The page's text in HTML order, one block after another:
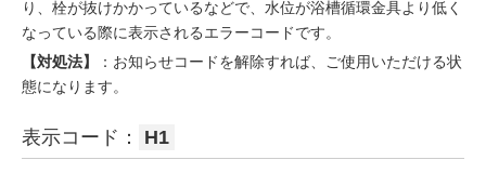
り、栓が抜けかかっているなどで、水位が浴槽循環金具より低く
なっている際に表示されるエラーコードです。
【対処法】
：お知らせコードを解除すれば、ご使用いただける状
態になります。
表示コード： H1